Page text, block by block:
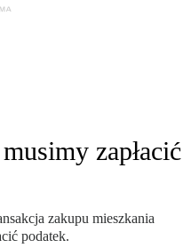
zapłacić
zakupu mieszkania
podatek.